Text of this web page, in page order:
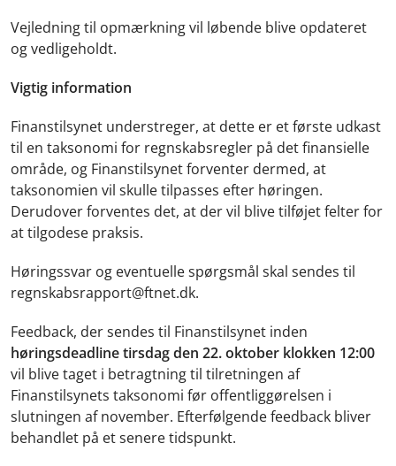
Vejledning til opmærkning vil løbende blive opdateret
og vedligeholdt.
Vigtig information
Finanstilsynet understreger, at dette er et første udkast
til en taksonomi for regnskabsregler på det finansielle
område, og Finanstilsynet forventer dermed, at
taksonomien vil skulle tilpasses efter høringen.
Derudover forventes det, at der vil blive tilføjet felter for
at tilgodese praksis.
Høringssvar og eventuelle spørgsmål skal sendes til
regnskabsrapport@ftnet.dk.
Feedback, der sendes til Finanstilsynet inden
høringsdeadline tirsdag den 22. oktober klokken 12:00
vil blive taget i betragtning til tilretningen af
Finanstilsynets taksonomi før offentliggørelsen i
slutningen af november. Efterfølgende feedback bliver
behandlet på et senere tidspunkt.